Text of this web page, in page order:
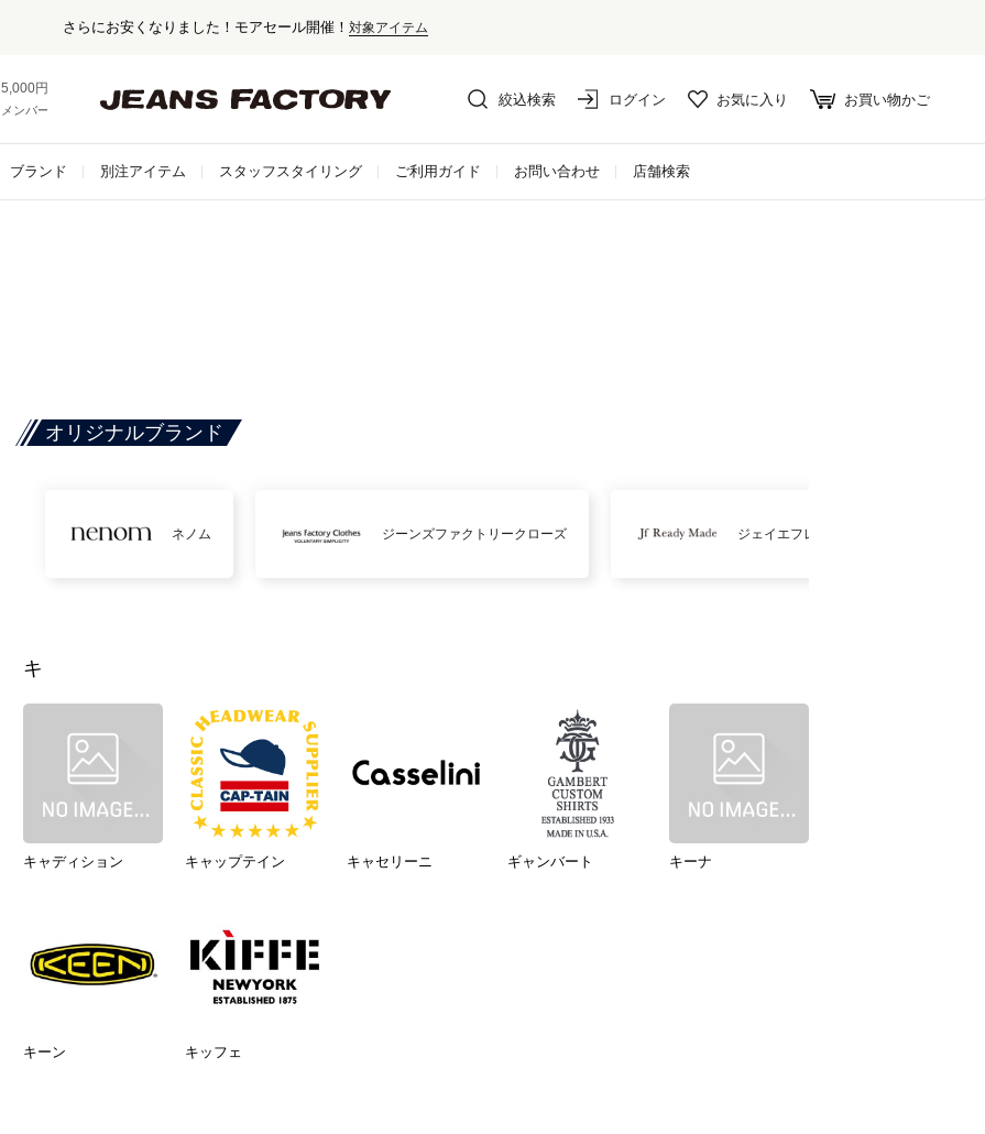
さらにお安くなりました！モアセール開催！ 対象アイテム
5,000円以上お買い上げで送料無料！
メンバー登録でお得な情報をゲット。さらに詳しく
絞込検索 ログイン お気に入り お買い物かご
ブランド 別注アイテム スタッフスタイリング ご利用ガイド お問い合わせ 店舗検索
オリジナルブランド
ネノム ジーンズファクトリークローズ ジェイエフレディメイド
キ
キャディション キャップテイン キャセリーニ ギャンバート キーナ
キーン キッフェ